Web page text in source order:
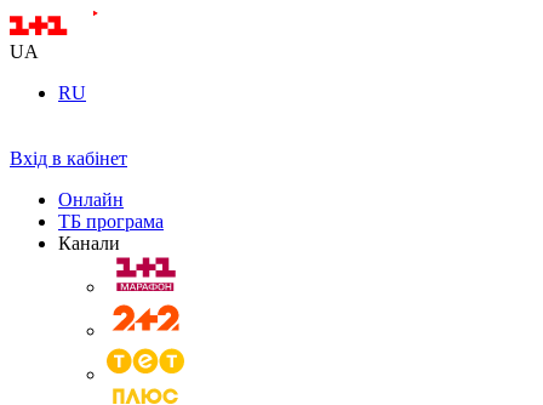
UA
RU
Вхід в кабінет
Онлайн
ТБ програма
Канали